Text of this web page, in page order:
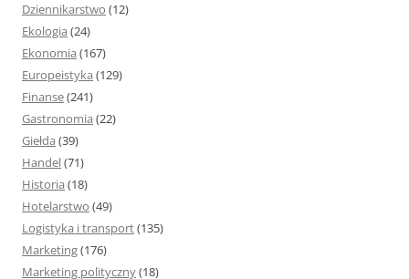
Dziennikarstwo (12)
Ekologia (24)
Ekonomia (167)
Europeistyka (129)
Finanse(241)
Gastronomia (22)
Giełda (39)
Handel(71)
Historia (18)
Hotelarstwo (49)
Logistyka i transport(135)
Marketing(176)
Marketing polityczny(18)